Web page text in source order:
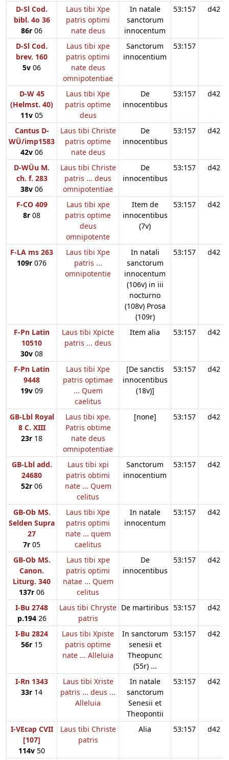
D-Sl Cod.
bibl. 4o 36
86r 06
Laus tibi Xpe
patris optimi
nate deus
In natale
sanctorum
innocentum
53:157 d42
D-Sl Cod.
brev. 160
5v 06
Laus tibi xpe
patris optimi
nate deus
omnipotentiae
Sanctorum
innocentium
53:157
D-W 45
(Helmst. 40)
11v 05
Laus tibi Xpe
patris optime
deus
De
innocentibus
53:157 d42
Cantus D-
WÜ/imp1583
42v 06
Laus tibi Christe
patris optime
nate deus
De
innocentibus
53:157 d42
D-WÜu M.
ch. f. 283
38v 06
Laus tibi Christe
patris ... deus
omnipotentiae
De
innocentibus
53:157 d42
F-CO 409
8r 08
Laus tibi xpe
patris optime
deus
omnipotente
Item de
innocentibus
(7v)
53:157 d42
F-LA ms 263
109r 076
Laus tibi Xpe
patris ...
omnipotentie
In natali
sanctorum
innocentum
(106v) in iii
nocturno
(108v) Prosa
(109r)
53:157 d42
F-Pn Latin
10510
30v 08
Laus tibi Xpicte
patris ... deus
Item alia 53:157 d42
F-Pn Latin
9448
19v 09
Laus tibi Xpe
patris optimae
... Quem
caelitus
[De sanctis
innocentibus
(18v)]
53:157 d42
GB-Lbl Royal
8 C. XIII
23r 18
Laus tibi xpe.
Patris obtime
nate deus
omnipotentiae
[none] 53:157 d42
GB-Lbl add.
24680
52r 06
Laus tibi xpi
patris obtimi
nate ... Quem
celitus
Sanctorum
innocentium
53:157 d42
GB-Ob MS.
Selden Supra
27
7r 05
Laus tibi Xpe
patris optimi
nate ... quem
caelitus
In natale
innocentum
53:157 d42
GB-Ob MS.
Canon.
Liturg. 340
137r 06
Laus tibi xpe
patris optimi
natae ... Quem
celitus
De
innocentibus
53:157 d42
I-Bu 2748
p.19426
Laus tibi Chryste
patris
De martiribus 53:157 d42
I-Bu 2824
56r 15
Laus tibi Xpiste
patris optime
nate ... Alleluia
In sanctorum
senesii et
Theopunc
(55r) ...
53:157 d42
I-Rn 1343
33r 14
Laus tibi Xriste
patris ... deus ...
Alleluia
In natale
sanctorum
Senesii et
Theopontii
53:157 d42
I-VEcap CVII
[107]
114v 50
Laus tibi Christe
patris
Alia 53:157 d42